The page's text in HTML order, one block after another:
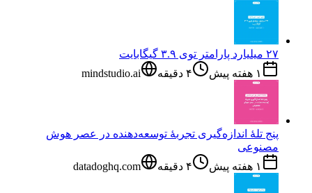
۲۷ میلیارد پارامتر توی ۳.۹ گیگابایت
۱ هفته پیش
۴ دقیقه mindstudio.ai
پنج تلهٔ اندازه‌گیری تجربهٔ توسعه‌دهنده در عصر هوش
مصنوعی
۱ هفته پیش
۴ دقیقه datadoghq.com